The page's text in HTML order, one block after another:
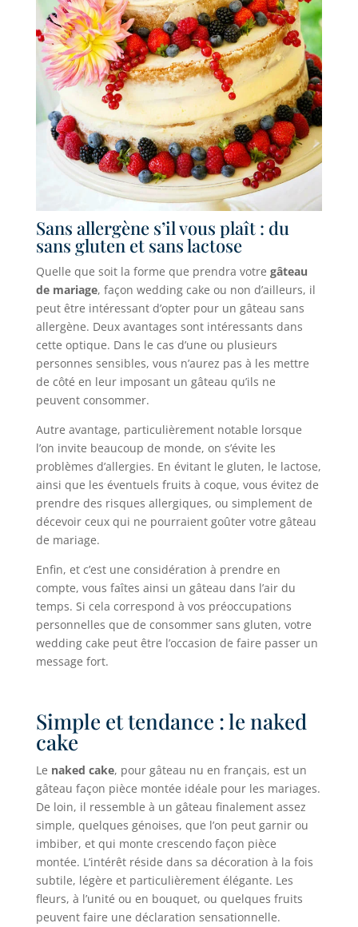
Sans allergène s’il vous plaît : du
sans gluten et sans lactose
Quelle que soit la forme que prendra votre gâteau
de mariage, façon wedding cake ou non d’ailleurs, il
peut être intéressant d’opter pour un gâteau sans
allergène. Deux avantages sont intéressants dans
cette optique. Dans le cas d’une ou plusieurs
personnes sensibles, vous n’aurez pas à les mettre
de côté en leur imposant un gâteau qu’ils ne
peuvent consommer.
Autre avantage, particulièrement notable lorsque
l’on invite beaucoup de monde, on s’évite les
problèmes d’allergies. En évitant le gluten, le lactose,
ainsi que les éventuels fruits à coque, vous évitez de
prendre des risques allergiques, ou simplement de
décevoir ceux qui ne pourraient goûter votre gâteau
de mariage.
Enfin, et c’est une considération à prendre en
compte, vous faîtes ainsi un gâteau dans l’air du
temps. Si cela correspond à vos préoccupations
personnelles que de consommer sans gluten, votre
wedding cake peut être l’occasion de faire passer un
message fort.
Simple et tendance : le naked
cake
Le naked cake, pour gâteau nu en français, est un
gâteau façon pièce montée idéale pour les mariages.
De loin, il ressemble à un gâteau finalement assez
simple, quelques génoises, que l’on peut garnir ou
imbiber, et qui monte crescendo façon pièce
montée. L’intérêt réside dans sa décoration à la fois
subtile, légère et particulièrement élégante. Les
fleurs, à l’unité ou en bouquet, ou quelques fruits
peuvent faire une déclaration sensationnelle.